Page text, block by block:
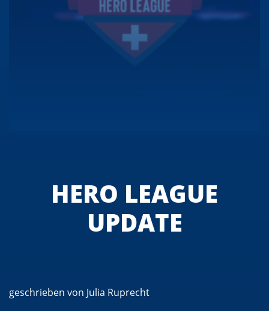
HERO LEAGUE
UPDATE
geschrieben von Julia Ruprecht